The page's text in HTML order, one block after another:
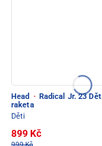
Head · Radical Jr. 23
raketa
Děti
899 Kč
999 Kč